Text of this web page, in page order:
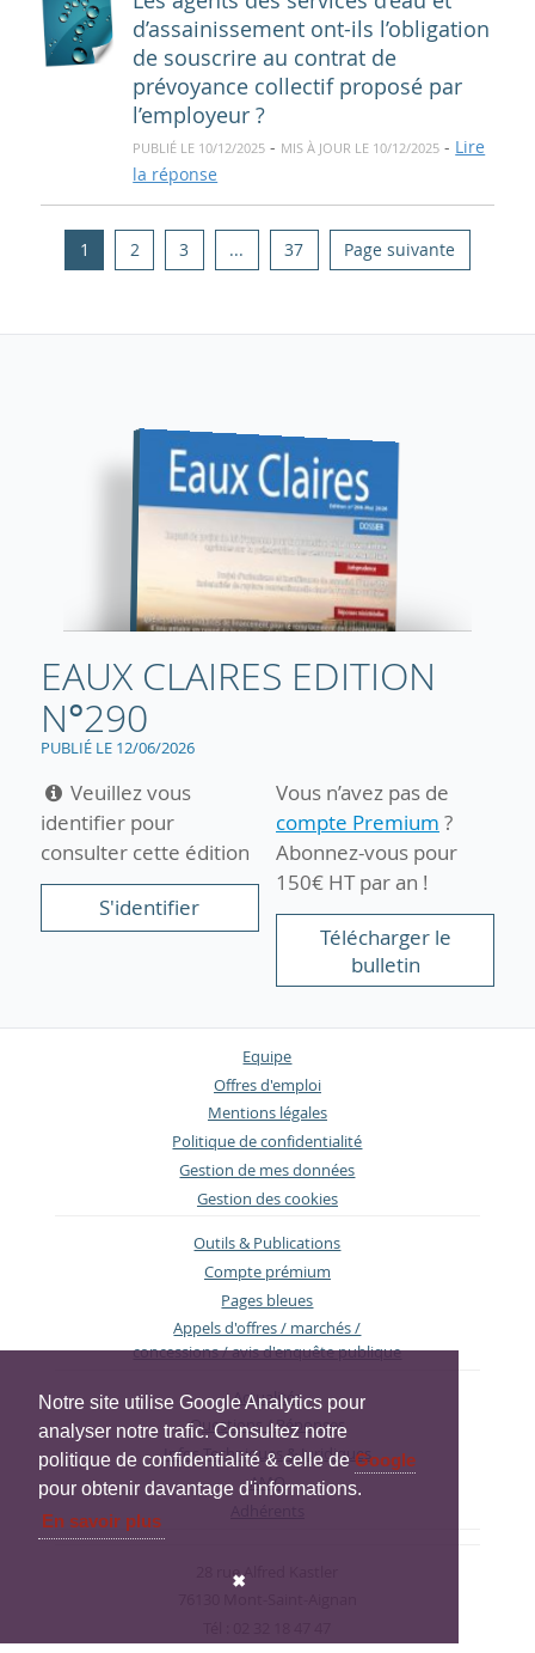
Notre site utilise Google Analytics pour
analyser notre trafic. Consultez notre
politique de confidentialité & celle de Google
pour obtenir davantage d'informations.
En savoir plus
✖
d’assainissement ont-ils l’obligation
de souscrire au contrat de
prévoyance collectif proposé par
l’employeur ?
PUBLIÉ LE 10/12/2025 - MIS À JOUR LE 10/12/2025 - Lire
la réponse
1 2 3 ... 37 Page suivante
EAUX CLAIRES EDITION
N°290
PUBLIÉ LE 12/06/2026
Veuillez vous
identifier pour
consulter cette édition
S'identifier
Vous n’avez pas de
compte Premium ?
Abonnez-vous pour
150€ HT par an !
Télécharger le
bulletin
Equipe
Offres d'emploi
Mentions légales
Politique de confidentialité
Gestion de mes données
Gestion des cookies
Outils & Publications
Compte prémium
Pages bleues
Appels d'offres / marchés /
concessions / avis d'enquête publique
Actualités
Questions / Réponses
Infos Techniques & Juridiques
AMO
28 rue Alfred Kastler